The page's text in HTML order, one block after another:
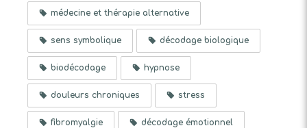
médecine et thérapie alternative
sens symbolique décodage biologique
biodécodage hypnose
douleurs chroniques stress
fibromyalgie décodage émotionnel